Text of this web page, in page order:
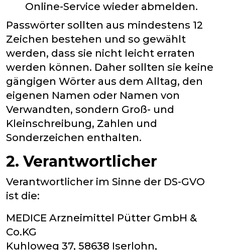
Online-Service wieder abmelden.
Passwörter sollten aus mindestens 12
Zeichen bestehen und so gewählt
werden, dass sie nicht leicht erraten
werden können. Daher sollten sie keine
gängigen Wörter aus dem Alltag, den
eigenen Namen oder Namen von
Verwandten, sondern Groß- und
Kleinschreibung, Zahlen und
Sonderzeichen enthalten.
2. Verantwortlicher
Verantwortlicher im Sinne der DS-GVO
ist die:
MEDICE Arzneimittel Pütter GmbH &
Co.KG
Kuhloweg 37, 58638 Iserlohn,